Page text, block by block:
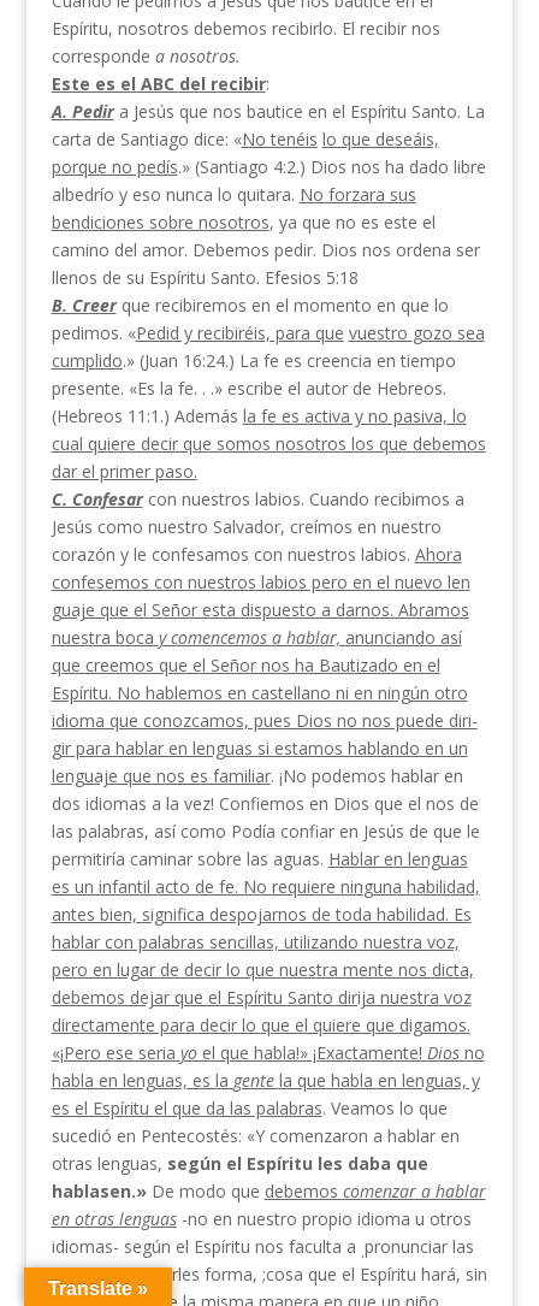
Espíritu, nosotros debemos recibirlo. El recibir nos
corresponde a nosotros.
Este es el ABC del recibir:
A. Pedir a Jesús que nos bautice en el Espíritu Santo. La
carta de Santiago dice: «No tenéis lo que deseáis,
porque no pedís.» (Santiago 4:2.) Dios nos ha dado libre
albedrío y eso nunca lo quitara. No forzara sus
bendiciones sobre nosotros, ya que no es este el
camino del amor. Debemos pedir. Dios nos ordena ser
llenos de su Espíritu Santo. Efesios 5:18
B. Creer que recibiremos en el momento en que lo
pedimos. «Pedid y recibiréis, para que vuestro gozo sea
cumplido.» (Juan 16:24.) La fe es creencia en tiempo
presente. «Es la fe. . .» escribe el autor de Hebreos.
(Hebreos 11:1.) Además la fe es activa y no pasiva, lo
cual quiere decir que somos nosotros los que debemos
dar el primer paso.
C. Confesar con nuestros labios. Cuando recibimos a
Jesús como nuestro Salvador, creímos en nuestro
corazón y le confesamos con nuestros labios. Ahora
confesemos con nuestros labios pero en el nuevo len­
guaje que el Señor esta dispuesto a darnos. Abramos
nuestra boca ycomencemos a hablar, anunciando así
que creemos que el Señor nos ha Bautizado en el
Espíritu. No hablemos en castellano ni en ningún otro
idioma que conozcamos, pues Dios no nos puede diri­
gir para hablar en lenguas si estamos hablando en un
lenguaje que nos es familiar. ¡No podemos hablar en
dos idiomas a la vez! Confiemos en Dios que el nos de
las palabras, así como Podía confiar en Jesús de que le
permitiría caminar sobre las aguas. Hablar en lenguas
es un infantil acto de fe. No requiere nin­guna habilidad,
antes bien, significa despojarnos detoda habilidad. Es
hablar con palabras sencillas, utili­zando nuestra voz,
pero en lugar de decir lo que nues­tra mente nos dicta,
debemos dejar que el Espíritu Santo dirija nuestra voz
directamente para decir lo que el quiere que digamos.
«¡Pero ese seria yo el que habla!» ¡Exactamente! Dios no
habla en lenguas, es la gente la que habla en lenguas, y
es el Espíritu el que da las palabras. Veamos lo que
sucedió en Pentecostés: «Y comenza­ron a hablar en
otras lenguas, según el Espíritu les daba que
hablasen.»De modo que debemos comenzar a hablar
en otras lenguas -no en nuestro propio idio­ma u otros
idiomas- según el Espíritu nos faculta a .pronunciar las
palabras o a darles forma, ;cosa que el Espíritu hará, sin
Translate »